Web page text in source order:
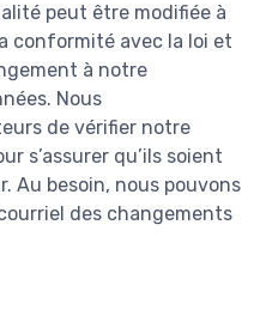
peut être modifiée à
conformité avec la loi et
à notre
Nous
de vérifier notre
s’assurer qu’ils soient
Au besoin, nous pouvons
des changements